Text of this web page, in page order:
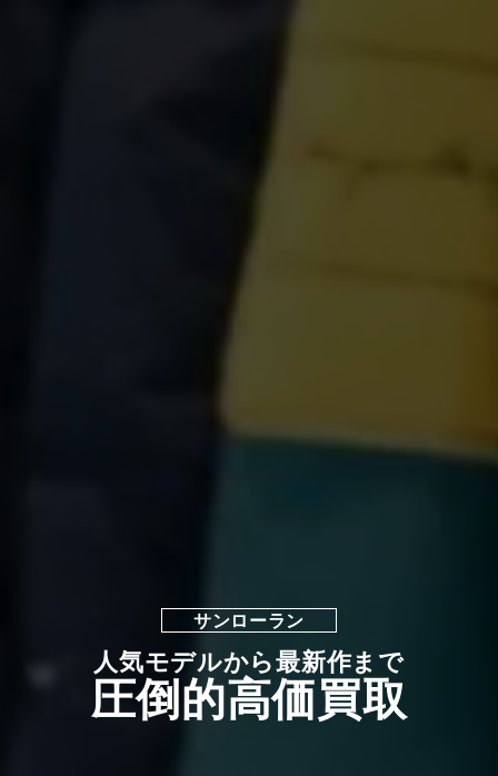
サンローラン
人気モデルから最新作まで
圧倒的高価買取